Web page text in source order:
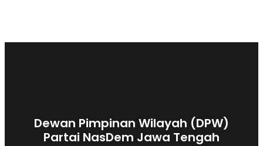
Dewan Pimpinan Wilayah (DPW)
Partai NasDem Jawa Tengah